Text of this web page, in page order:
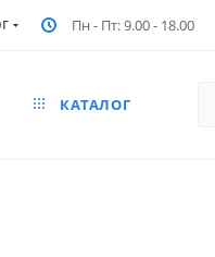
Пн - Пт: 9.00 - 18.00
КАТАЛОГ